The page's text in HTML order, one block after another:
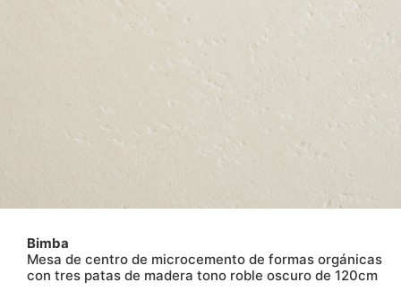
Bimba
Mesa de centro de microcemento de formas orgánicas
con tres patas de madera tono roble oscuro de 120cm